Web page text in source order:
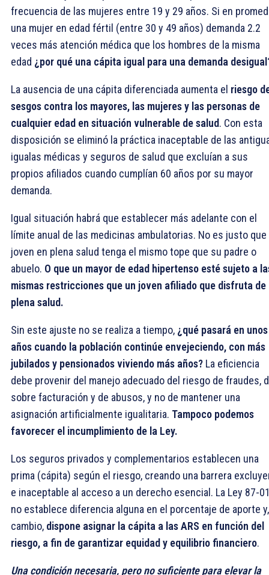
frecuencia de las mujeres entre 19 y 29 años. Si en
una mujer en edad fértil (entre 30 y 49 años) demanda 2.2
veces más atención médica que los hombres de la misma
edad ¿por qué una cápita igual para una demanda
La ausencia de una cápita diferenciada aumenta el riesgo
sesgos contra los mayores, las mujeres y las personas de
cualquier edad en situación vulnerable de salud. Con esta
disposición se eliminó la práctica inaceptable de las
igualas médicas y seguros de salud que excluían a sus
propios afiliados cuando cumplían 60 años por su mayor
demanda.
Igual situación habrá que establecer más adelante con el
límite anual de las medicinas ambulatorias. No es justo que
joven en plena salud tenga el mismo tope que su padre o
abuelo. O que un mayor de edad hipertenso esté sujeto a
mismas restricciones que un joven afiliado que disfruta de
plena salud.
Sin este ajuste no se realiza a tiempo, ¿qué pasará en unos
años cuando la población continúe envejeciendo, con más
jubilados y pensionados viviendo más años? La eficiencia
debe provenir del manejo adecuado del riesgo de fraudes,
sobre facturación y de abusos, y no de mantener una
asignación artificialmente igualitaria. Tampoco podemos
favorecer el incumplimiento de la Ley.
Los seguros privados y complementarios establecen una
prima (cápita) según el riesgo, creando una barrera
e inaceptable al acceso a un derecho esencial. La Ley 87-
no establece diferencia alguna en el porcentaje de aporte
cambio, dispone asignar la cápita a las ARS en función del
riesgo, a fin de garantizar equidad y equilibrio financiero.
Una condición necesaria, pero no suficiente para elevar la